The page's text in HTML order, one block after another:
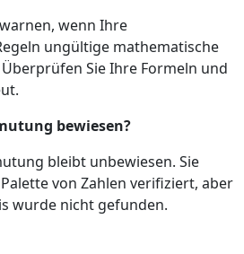
wenn Ihre
ungültige mathematische
Sie Ihre Formeln und
bewiesen?
bleibt unbewiesen. Sie
von Zahlen verifiziert, aber
wurde nicht gefunden.